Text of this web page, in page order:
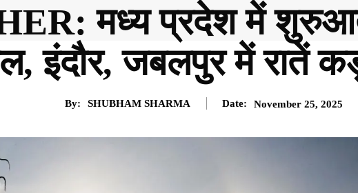
मध्य प्रदेश में
इंदौर, जबलपुर में रातें
By: SHUBHAM SHARMA Date: November 25, 2025